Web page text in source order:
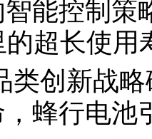
能控制策
的超长使用